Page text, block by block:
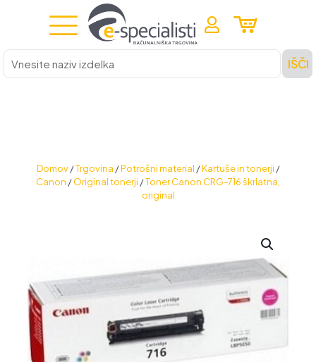
Vnesite
naziv
izdelka
IŠČI
Domov /Trgovina /Potrošni material /Kartuše in tonerji /
Canon /Original tonerji /Toner Canon CRG-716 škrlatna,
original